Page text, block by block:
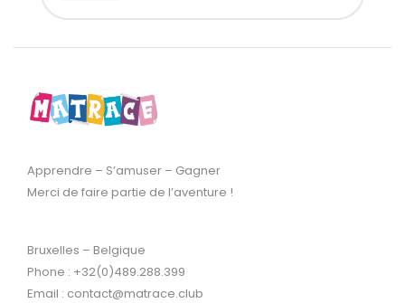
Apprendre – S’amuser – Gagner
Merci de faire partie de l’aventure !
Bruxelles – Belgique
Phone : +32(0)489.288.399
Email : contact@matrace.club